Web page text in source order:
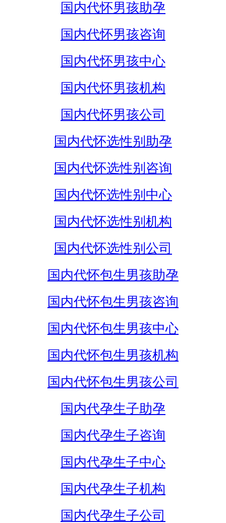
国内代怀男孩助孕
国内代怀男孩咨询
国内代怀男孩中心
国内代怀男孩机构
国内代怀男孩公司
国内代怀选性别助孕
国内代怀选性别咨询
国内代怀选性别中心
国内代怀选性别机构
国内代怀选性别公司
国内代怀包生男孩助孕
国内代怀包生男孩咨询
国内代怀包生男孩中心
国内代怀包生男孩机构
国内代怀包生男孩公司
国内代孕生子助孕
国内代孕生子咨询
国内代孕生子中心
国内代孕生子机构
国内代孕生子公司